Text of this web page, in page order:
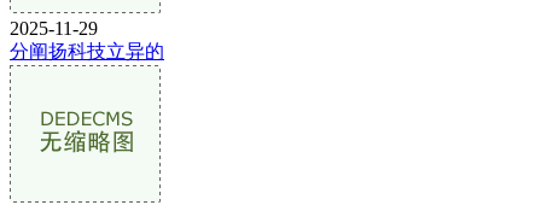
2025-11-29
分阐扬科技立异的